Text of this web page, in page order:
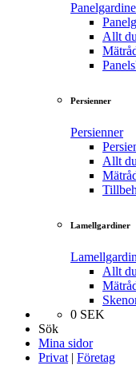
Allt
Persienner
Persienner
Allt
Lamellgardiner
Allt
0 SEK
Sök
Mina sidor
Privat | Företag